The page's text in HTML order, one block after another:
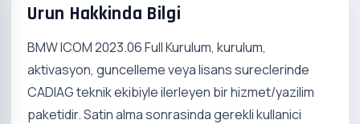
Urun Hakkinda Bilgi
BMW ICOM 2023.06 Full Kurulum, kurulum,
aktivasyon, guncelleme veya lisans sureclerinde
CADIAG teknik ekibiyle ilerleyen bir hizmet/yazilim
paketidir. Satin alma sonrasinda gerekli kullanici